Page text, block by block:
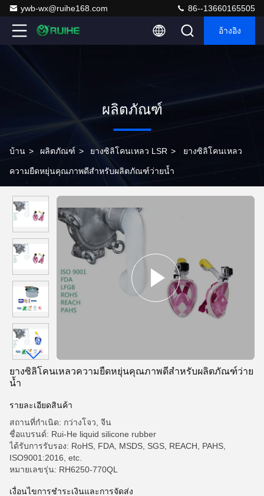
ywb-wx@ruihe168.com 86--13660165505
อ้างอิง
ผลิตภัณฑ์
บ้าน > ผลิตภัณฑ์ > ยางซิลิโคนเหลว LSR > ยางซิลิโคนเหลว
ความยืดหยุ่นคุณภาพดีสำหรับผลิตภัณฑ์ว่ายน้ำ
ยางซิลิโคนเหลวความยืดหยุ่นคุณภาพดีสำหรับผลิตภัณฑ์ว่าย
น้ำ
รายละเอียดสินค้า
สถานที่กำเนิด: กว่างโจว, จีน
ชื่อแบรนด์: Rui-He liquid silicone rubber
ได้รับการรับรอง: RoHS, FDA, MSDS, SGS, REACH, PAHS,
ISO9001:2016, etc.
หมายเลขรุ่น: RH6250-770QL
เงื่อนไขการชำระเงินและการจัดส่ง